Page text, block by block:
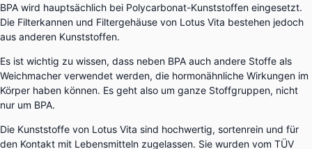
BPA wird hauptsächlich bei Polycarbonat-Kunststoffen eingesetzt.
Die Filterkannen und Filtergehäuse von Lotus Vita bestehen jedoch
aus anderen Kunststoffen.
Es ist wichtig zu wissen, dass neben BPA auch andere Stoffe als
Weichmacher verwendet werden, die hormonähnliche Wirkungen im
Körper haben können. Es geht also um ganze Stoffgruppen, nicht
nur um BPA.
Die Kunststoffe von Lotus Vita sind hochwertig, sortenrein und für
den Kontakt mit Lebensmitteln zugelassen. Sie wurden vom TÜV